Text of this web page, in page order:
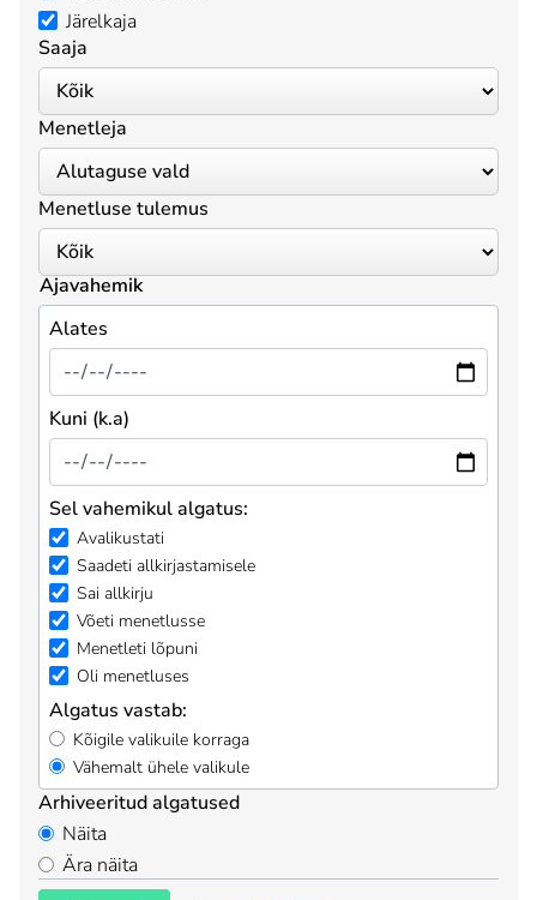
Järelkaja
Saaja
Menetleja
Menetluse tulemus
Ajavahemik
Alates
Kuni (k.a)
Sel vahemikul algatus:
Avalikustati
Saadeti allkirjastamisele
Sai allkirju
Võeti menetlusse
Menetleti lõpuni
Oli menetluses
Algatus vastab:
Kõigile valikuile korraga
Vähemalt ühele valikule
Arhiveeritud algatused
Näita
Ära näita